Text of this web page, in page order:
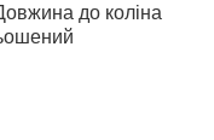
до коліна